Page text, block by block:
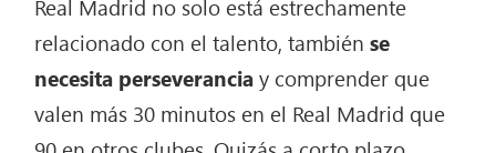
Real Madrid no solo está estrechamente
relacionado con el talento, tambiénse
necesita perseveranciay comprender que
valen más 30 minutos en el Real Madrid que